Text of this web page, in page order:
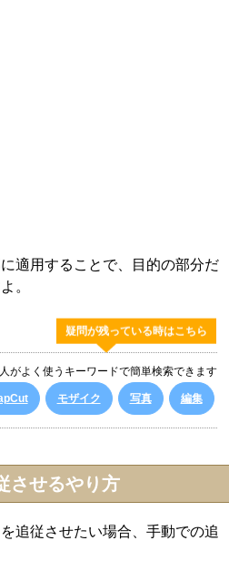
適用することで、目的の部分だ
。
疑問が残っている時はこちら
がよく使うキーワードで簡単検索できます
モザイク 写真 編集
させるやり方
追従させたい場合、手動での追